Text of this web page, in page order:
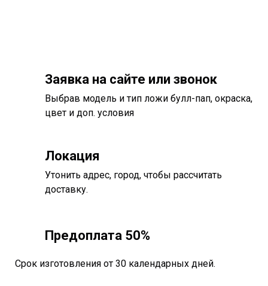
Заявка на сайте или звонок
Выбрав модель и тип ложи булл-пап, окраска,
цвет и доп. условия
Локация
Утонить адрес, город, чтобы рассчитать
доставку.
Предоплата 50%
Срок изготовления от 30 календарных дней.